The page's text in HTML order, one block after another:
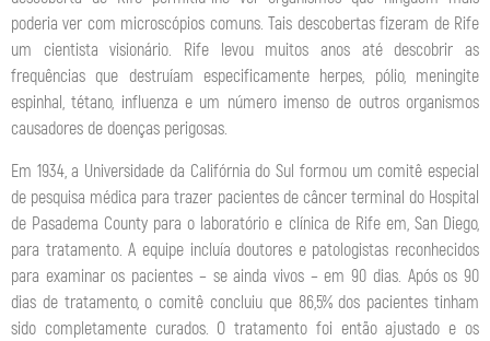
poderia ver com microscópios comuns. Tais descobertas fizeram de Rife
um cientista visionário. Rife levou muitos anos até descobrir as
frequências que destruíam especificamente herpes, pólio, meningite
espinhal, tétano, influenza e um número imenso de outros organismos
causadores de doenças perigosas.
Em 1934, a Universidade da Califórnia do Sul formou um comitê especial
de pesquisa médica para trazer pacientes de câncer terminal do Hospital
de Pasadema County para o laboratório e clínica de Rife em, San Diego,
para tratamento. A equipe incluía doutores e patologistas reconhecidos
para examinar os pacientes – se ainda vivos – em 90 dias. Após os 90
dias de tratamento, o comitê concluiu que 86,5% dos pacientes tinham
sido completamente curados. O tratamento foi então ajustado e os